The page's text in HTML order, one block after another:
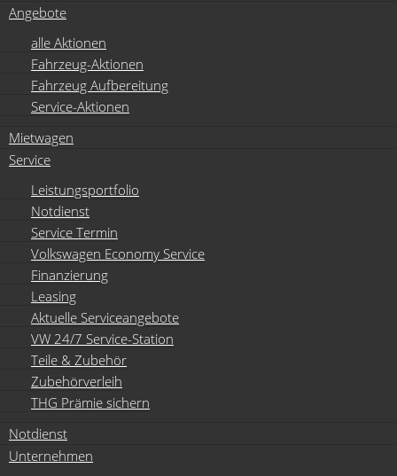
Angebote
alle Aktionen
Fahrzeug-Aktionen
Fahrzeug Aufbereitung
Service-Aktionen
Mietwagen
Service
Leistungsportfolio
Notdienst
Service Termin
Volkswagen Economy Service
Finanzierung
Leasing
Aktuelle Serviceangebote
VW 24/7 Service-Station
Teile & Zubehör
Zubehörverleih
THG Prämie sichern
Notdienst
Unternehmen